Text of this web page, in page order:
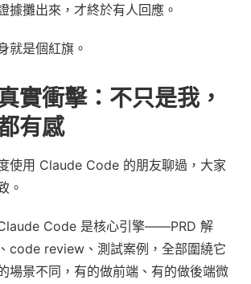
據攤出來，才終於有人回應。
就是個紅旗。
實衝擊：不只是我，
有感
使用 Claude Code 的朋友聊過，大家
。
Code 是核心引擎——PRD 解
code review、測試案例，全部圍繞它
場景不同，有的做前端、有的做後端微